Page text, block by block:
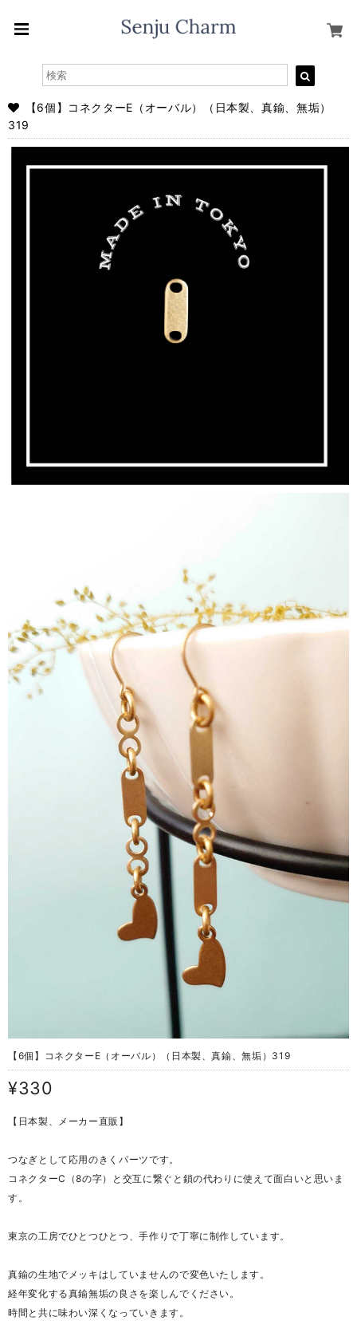
【6個】コネクターE（オーバル）（日本製、真鍮、無垢）
319
【6個】コネクターE（オーバル）（日本製、真鍮、無垢）319
¥330
【日本製、メーカー直販】
つなぎとして応用のきくパーツです。
コネクターC（8の字）と交互に繋ぐと鎖の代わりに使えて面白いと思いま
す。
東京の工房でひとつひとつ、手作りで丁寧に制作しています。
真鍮の生地でメッキはしていませんので変色いたします。
経年変化する真鍮無垢の良さを楽しんでください。
時間と共に味わい深くなっていきます。